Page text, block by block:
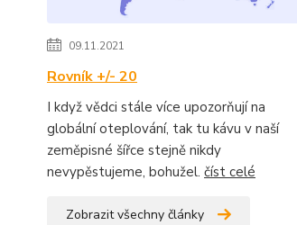
09.11.2021
Rovník +/- 20
I když vědci stále více upozorňují na
globální oteplování, tak tu kávu v naší
zeměpisné šířce stejně nikdy
nevypěstujeme, bohužel. číst celé
Zobrazit všechny články